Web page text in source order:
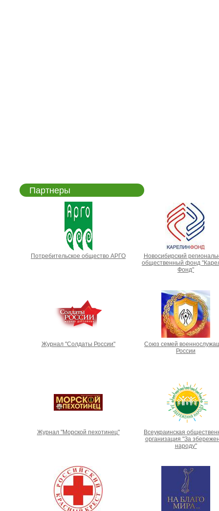
Партнеры
Потребительское общество АРГО
Новосибирский
общественный фонд
Фонд"
Журнал "Солдаты России"
Союз семей
России
Журнал "Морской пехотинец"
Всеукраинская
организация "За
народу"